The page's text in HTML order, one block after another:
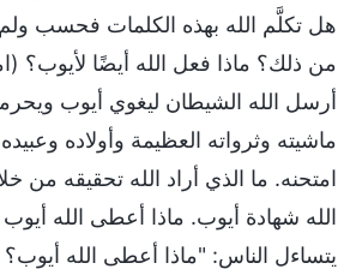
هل تكلَّم الله بهذه الكلمات فحسب ولم
من ذلك؟ ماذا فعل الله أيضًا لأيوب؟
أرسل الله الشيطان ليغوي أيوب
ماشيته وثرواته العظيمة وأولاده
امتحنه. ما الذي أراد الله تحقيقه من
الله شهادة أيوب. ماذا أعطى الله
يتساءل الناس: "ماذا أعطى الله